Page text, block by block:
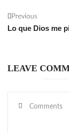
Previous
Lo que Dios me
LEAVE